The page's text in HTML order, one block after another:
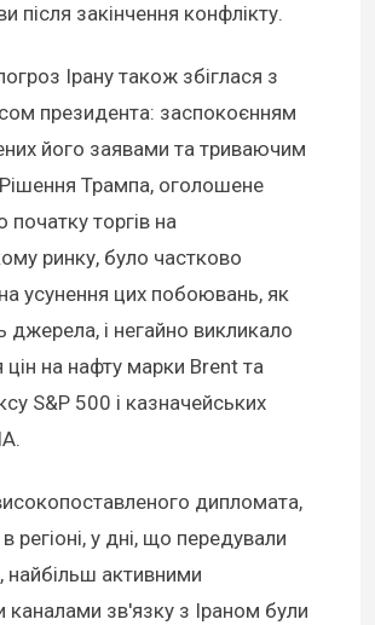
після закінчення конфлікту.
Ірану також збіглася з
президента: заспокоєнням
його заявами та триваючим
Трампа, оголошене
торгів на
ринку, було частково
усунення цих побоювань, як
і негайно викликало
цін на нафту марки Brent та
S&P 500 і казначейських
дипломата,
регіоні, у дні, що передували
найбільш активними
каналами зв'язку з Іраном були